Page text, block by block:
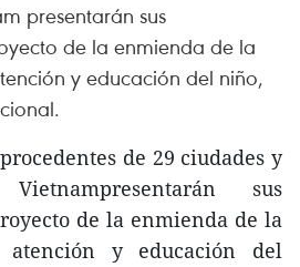
presentarán sus
de la enmienda de la
y educación del niño,
de 29 ciudades y
sus
de la enmienda de la
atención y educación del